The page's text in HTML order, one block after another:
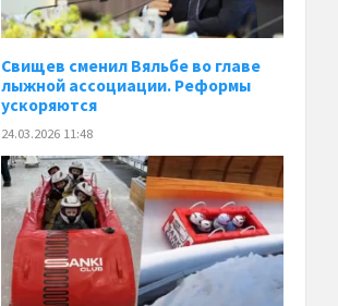
Свищев сменил Вяльбе во главе
лыжной ассоциации. Реформы
ускоряются
24.03.2026 11:48